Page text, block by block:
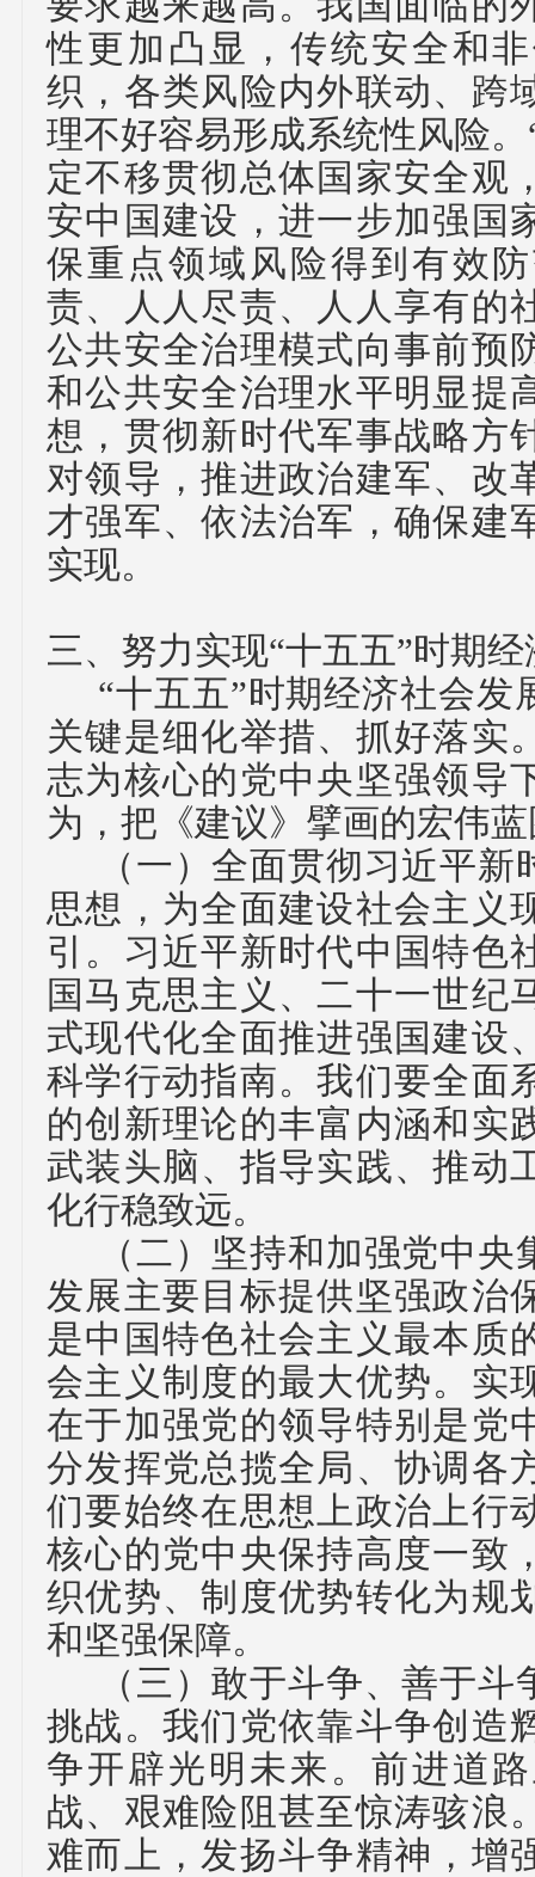
性更加凸显，传统安全和
织，各类风险内外联动、跨
理不好容易形成系统性风险。
定不移贯彻总体国家安全观
安中国建设，进一步加强国
保重点领域风险得到有效
责、人人尽责、人人享有的
公共安全治理模式向事前预
和公共安全治理水平明显提
想，贯彻新时代军事战略方
对领导，推进政治建军、改
才强军、依法治军，确保建
实现。
三、努力实现“十五五”时期
“十五五”时期经济社会发
关键是细化举措、抓好落实
志为核心的党中央坚强领导
为，把《建议》擘画的宏伟
（一）全面贯彻习近平新
思想，为全面建设社会主义
引。 习近平新时代中国特色
国马克思主义、二十一世纪
式现代化全面推进强国建设
科学行动指南。我们要全面
的创新理论的丰富内涵和实
武装头脑、指导实践、推动
化行稳致远。
（二） 坚持和加强党中央
发展主要目标提供坚强政治
是中国特色社会主义最本质
会主义制度的最大优势。实
在于加强党的领导特别是党
分发挥党总揽全局、协调各
们要始终在思想上政治上行
核心的党中央保持高度一致
织优势、制度优势转化为规
和坚强保障。
（三）敢于斗争、善于斗
挑战。 我们党依靠斗争创造
争开辟光明未来。前进道
战、艰难险阻甚至惊涛骇浪
难而上，发扬斗争精神，增